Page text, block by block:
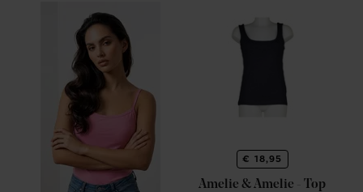
€ 18,95
Amelie & Amelie - Top